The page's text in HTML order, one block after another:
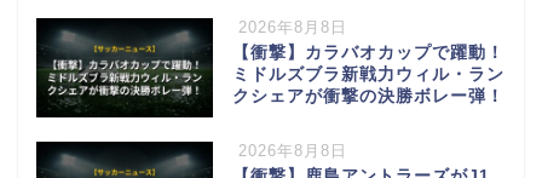
2026年8月8日
【衝撃】カラバオカップで躍動！
ミドルズブラ新戦力ウィル・ラン
クシェアが衝撃の決勝ボレー弾！
2026年8月8日